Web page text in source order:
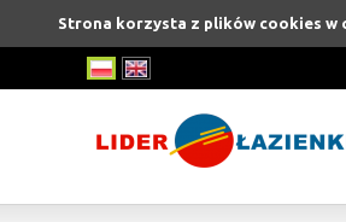
Strona korzysta z plików cookies w